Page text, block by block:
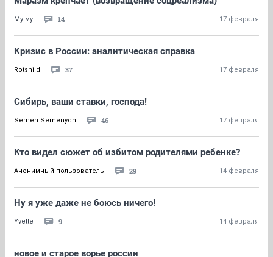
Му-му 14 17 февраля
Кризис в России: аналитическая справка
Rotshild 37 17 февраля
Сибирь, ваши ставки, господа!
Semen Semenych 46 17 февраля
Кто видел сюжет об избитом родителями ребенке?
Анонимный пользователь 29 14 февраля
Ну я уже даже не боюсь ничего!
Yvette 9 14 февраля
новое и старое ворье россии